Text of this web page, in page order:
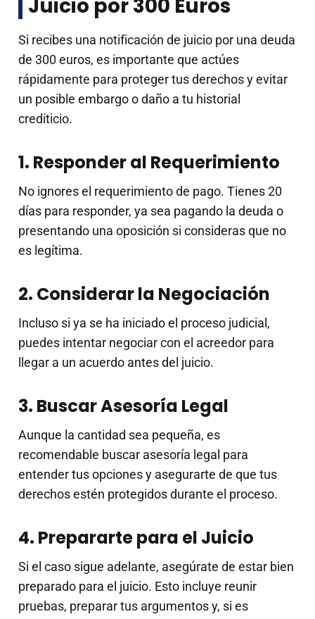
Juicio por 300 Euros
Si recibes una notificación de juicio por una deuda
de 300 euros, es importante que actúes
rápidamente para proteger tus derechos y evitar
un posible embargo o daño a tu historial
crediticio.
1. Responder al Requerimiento
No ignores el requerimiento de pago. Tienes 20
días para responder, ya sea pagando la deuda o
presentando una oposición si consideras que no
es legítima.
2. Considerar la Negociación
Incluso si ya se ha iniciado el proceso judicial,
puedes intentar negociar con el acreedor para
llegar a un acuerdo antes del juicio.
3. Buscar Asesoría Legal
Aunque la cantidad sea pequeña, es
recomendable buscar asesoría legal para
entender tus opciones y asegurarte de que tus
derechos estén protegidos durante el proceso.
4. Prepararte para el Juicio
Si el caso sigue adelante, asegúrate de estar bien
preparado para el juicio. Esto incluye reunir
pruebas, preparar tus argumentos y, si es